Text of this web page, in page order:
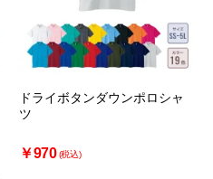
ドライボタンダウンポロシャ
ツ
￥970 (税込)